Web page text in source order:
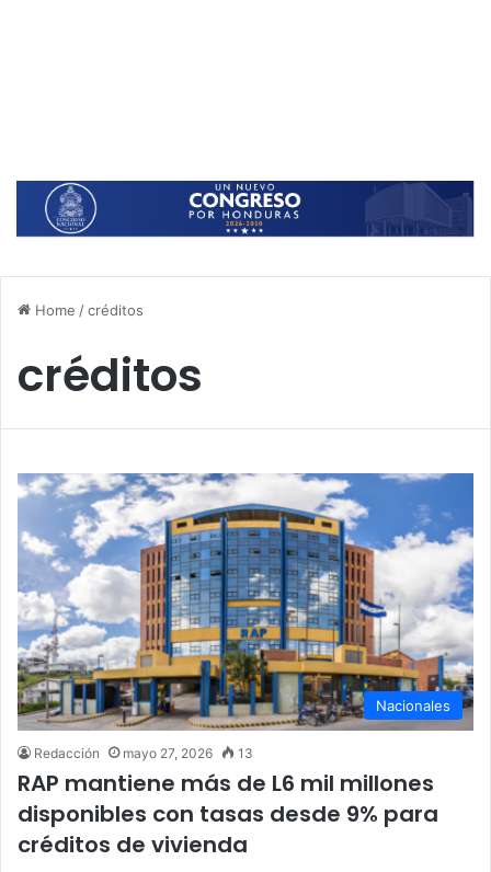
Home /créditos
créditos
Nacionales
Redacción mayo 27, 2026 13
RAP mantiene más de L6 mil millones
disponibles con tasas desde 9% para
créditos de vivienda